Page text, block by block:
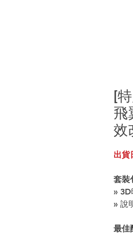
[
飛
效
出貨
套裝
»
» 說
最佳